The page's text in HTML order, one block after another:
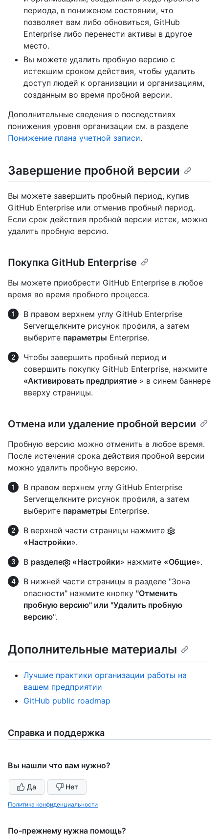
периода, в пониженом состоянии, что
позволяет вам либо обновиться, GitHub
Enterprise либо перенести активы в другое
место.
Вы можете удалить пробную версию с
истекшим сроком действия, чтобы удалить
доступ людей к организации и организациям,
созданным во время пробной версии.
Дополнительные сведения о последствиях
понижения уровня организации см. в разделе
Понижение плана учетной записи.
Завершение пробной версии
Вы можете завершить пробный период, купив
GitHub Enterprise или отменив пробный период.
Если срок действия пробной версии истек, можно
удалить пробную версию.
Покупка GitHub Enterprise
Вы можете приобрести GitHub Enterprise в любое
время во время пробного процесса.
В правом верхнем углу GitHub Enterprise
Serverщелкните рисунок профиля, а затем
выберите параметры Enterprise.
Чтобы завершить пробный период и
совершить покупку GitHub Enterprise, нажмите
«Активировать предприятие » в синем баннере
вверху страницы.
Отмена или удаление пробной версии
Пробную версию можно отменить в любое время.
После истечения срока действия пробной версии
можно удалить пробную версию.
В правом верхнем углу GitHub Enterprise
Serverщелкните рисунок профиля, а затем
выберите параметры Enterprise.
В верхней части страницы нажмите
«Настройки».
В разделе «Настройки» нажмите «Общие».
В нижней части страницы в разделе "Зона
опасности" нажмите кнопку "Отменить
пробную версию" или "Удалить пробную
версию".
Дополнительные материалы
Лучшие практики организации работы на
вашем предприятии
GitHub public roadmap
Справка и поддержка
Вы нашли что вам нужно?
Да Нет
Политика конфиденциальности
По-прежнему нужна помощь?